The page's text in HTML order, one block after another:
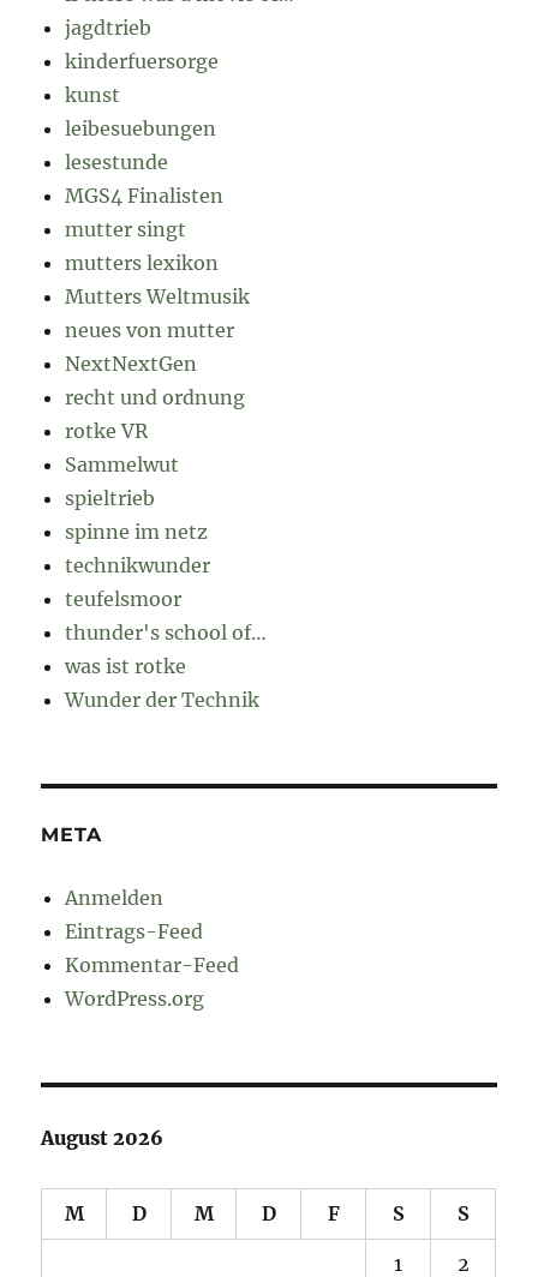
jagdtrieb
kinderfuersorge
kunst
leibesuebungen
lesestunde
MGS4 Finalisten
mutter singt
mutters lexikon
Mutters Weltmusik
neues von mutter
NextNextGen
recht und ordnung
rotke VR
Sammelwut
spieltrieb
spinne im netz
technikwunder
teufelsmoor
thunder's school of…
was ist rotke
Wunder der Technik
META
Anmelden
Eintrags-Feed
Kommentar-Feed
WordPress.org
August 2026
M D M D F S S
1 2